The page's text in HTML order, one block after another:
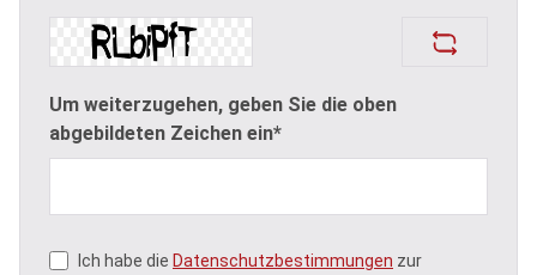
Um weiterzugehen, geben Sie die oben
abgebildeten Zeichen ein*
Ich habe die Datenschutzbestimmungen zur